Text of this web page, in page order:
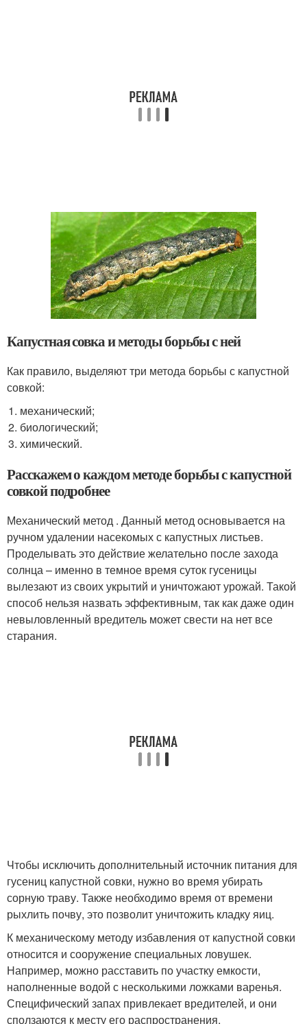
Капустная совка и методы борьбы с ней
Как правило, выделяют три метода борьбы с капустной
совкой:
механический;
биологический;
химический.
Расскажем о каждом методе борьбы с капустной
совкой подробнее
Механический метод . Данный метод основывается на
ручном удалении насекомых с капустных листьев.
Проделывать это действие желательно после захода
солнца – именно в темное время суток гусеницы
вылезают из своих укрытий и уничтожают урожай. Такой
способ нельзя назвать эффективным, так как даже один
невыловленный вредитель может свести на нет все
старания.
Чтобы исключить дополнительный источник питания для
гусениц капустной совки, нужно во время убирать
сорную траву. Также необходимо время от времени
рыхлить почву, это позволит уничтожить кладку яиц.
К механическому методу избавления от капустной совки
относится и сооружение специальных ловушек.
Например, можно расставить по участку емкости,
наполненные водой с несколькими ложками варенья.
Специфический запах привлекает вредителей, и они
сползаются к месту его распространения.